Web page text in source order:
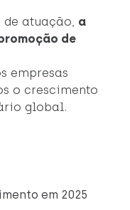
de atuação, a
de
empresas
o crescimento
global.
em 2025